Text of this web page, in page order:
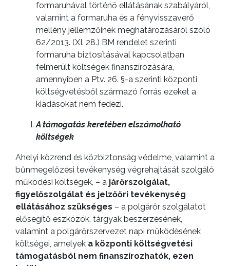
AZ
ÉPÜLŐ
formaruhával történő ellátásának szabályáról,
valamint a formaruha és a fényvisszaverő
mellény jellemzőinek meghatározásáról szóló
62/2013. (XI. 28.) BM rendelet szerinti
formaruha biztosításával kapcsolatban
felmerült költségek finanszírozására,
amennyiben a Ptv. 26. §-a szerinti központi
költségvetésből származó forrás ezeket a
kiadásokat nem fedezi.
A támogatás keretében elszámolható
költségek
Ahelyi közrend és közbiztonság védelme, valamint a
bűnmegelőzési tevékenység végrehajtását szolgáló
működési költségek, – a járőrszolgálat,
figyelőszolgálat és jelzőőri tevékenység
ellátásához szükséges – a polgárőr szolgálatot
elősegítő eszközök, tárgyak beszerzésének,
valamint a polgárőrszervezet napi működésének
költségei, amelyek a központi költségvetési
támogatásból nem finanszírozhatók, ezen